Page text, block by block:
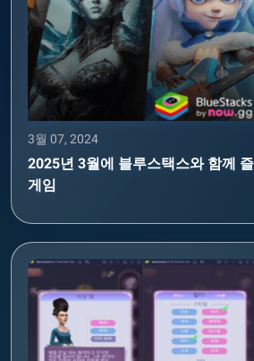
3월 07, 2024
2025년 3월에 블루스택스와 함께
게임